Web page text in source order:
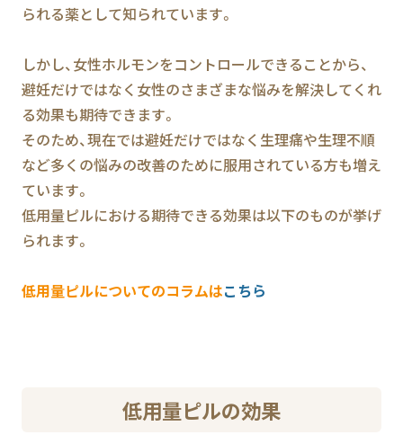
られる薬として知られています。
しかし、女性ホルモンをコントロールできることから、
避妊だけではなく女性のさまざまな悩みを解決してくれ
る効果も期待できます。
そのため、現在では避妊だけではなく生理痛や生理不順
など多くの悩みの改善のために服用されている方も増え
ています。
低用量ピルにおける期待できる効果は以下のものが挙げ
られます。
低用量ピルについてのコラムはこちら
低用量ピルの効果